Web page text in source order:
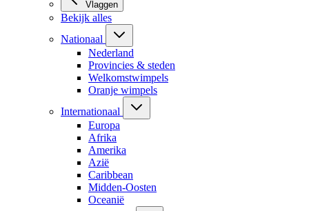
Vlaggen
Bekijk alles
Nationaal
Nederland
Provincies & steden
Welkomstwimpels
Oranje wimpels
Internationaal
Europa
Afrika
Amerika
Azië
Caribbean
Midden-Oosten
Oceanië